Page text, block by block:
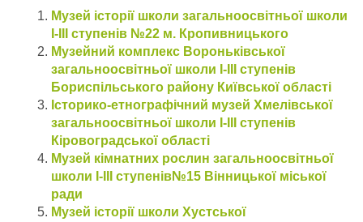
Музей історії школи загальноосвітньої школи
І-ІІІ ступенів №22 м. Кропивницького
Музейний комплекс Вороньківської
загальноосвітньої школи І-ІІІ ступенів
Бориспільського району Київської області
Історико-етнографічний музей Хмелівської
загальноосвітньої школи І-ІІІ ступенів
Кіровоградської області
Музей кімнатних рослин загальноосвітньої
школи І-ІІІ ступенів№15 Вінницької міської
ради
Музей історії школи Хустської